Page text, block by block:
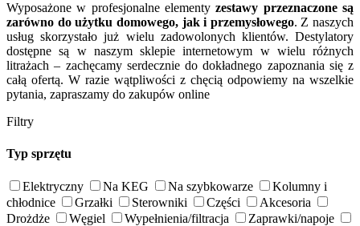
Wyposażone w profesjonalne elementyzestawy przeznaczone są
zarówno do użytku domowego, jak i przemysłowego. Z naszych
usług skorzystało już wielu zadowolonych klientów. Destylatory
dostępne są w naszym sklepie internetowym w wielu różnych
litrażach – zachęcamy serdecznie do dokładnego zapoznania się z
całą ofertą. W razie wątpliwości z chęcią odpowiemy na wszelkie
pytania, zapraszamy do zakupów online
Filtry
Typ sprzętu
Elektryczny Na KEG Na szybkowarze
Kolumny i
chłodnice
Grzałki Sterowniki Części
Akcesoria
Drożdże
Węgiel Wypełnienia/filtracja
Zaprawki/napoje